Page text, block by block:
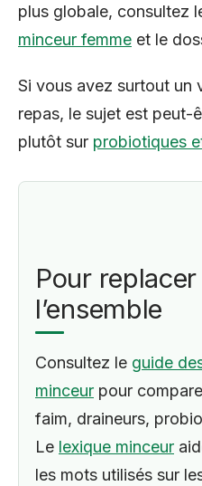
plus globale, consultez
minceur femme et le
Si vous avez surtout un
repas, le sujet est peut-
plutôt sur probiotiques
Pour
l’ensemble
Consultez le guide
minceur pour
faim, draineurs,
Le lexique minceur
les mots utilisés sur